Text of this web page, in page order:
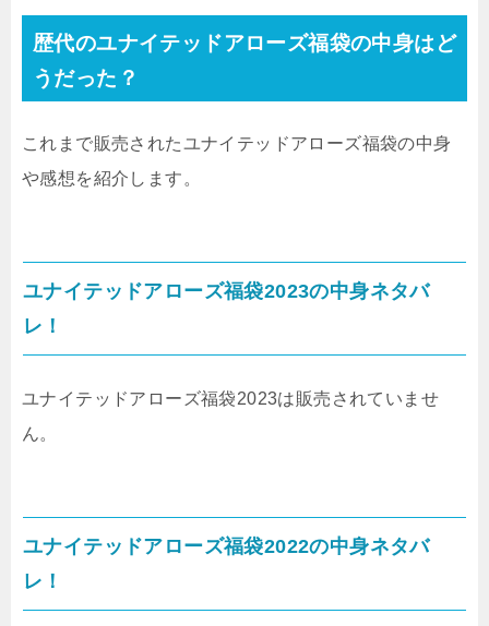
歴代のユナイテッドアローズ福袋の中身はど
うだった？
これまで販売されたユナイテッドアローズ福袋の中身
や感想を紹介します。
ユナイテッドアローズ福袋2023の中身ネタバ
レ！
ユナイテッドアローズ福袋2023は販売されていませ
ん。
ユナイテッドアローズ福袋2022の中身ネタバ
レ！